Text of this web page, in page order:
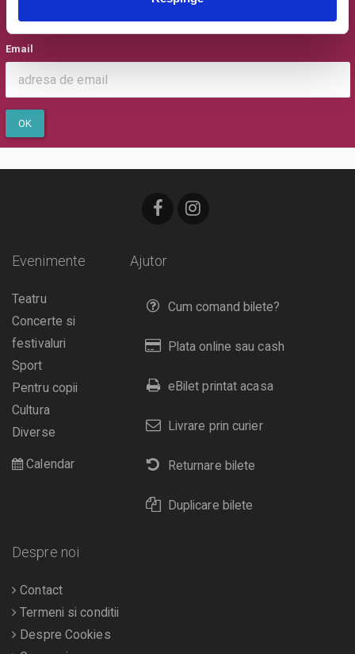
evenimente.
Email
OK
Ajutor
Cum comand bilete?
Plata online sau cash
eBilet printat acasa
Livrare prin curier
Returnare bilete
Duplicare bilete
Evenimente
Teatru
Concerte si
festivaluri
Sport
Pentru copii
Cultura
Diverse
Calendar
Despre noi
Contact
Termeni si conditii
Despre Cookies